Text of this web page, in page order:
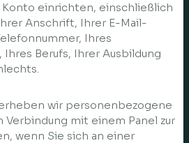
einrichten, einschließlich
Anschrift, Ihrer E-Mail-
Ihres
Ihres Berufs, Ihrer Ausbildung
wir personenbezogene
Verbindung mit einem Panel zur
wenn Sie sich an einer